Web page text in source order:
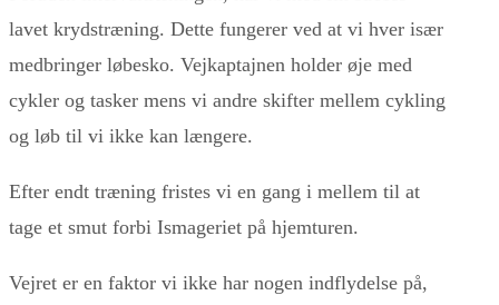
lavet krydstræning. Dette fungerer ved at vi hver især
medbringer løbesko. Vejkaptajnen holder øje med
cykler og tasker mens vi andre skifter mellem cykling
og løb til vi ikke kan længere.
Efter endt træning fristes vi en gang i mellem til at
tage et smut forbi Ismageriet på hjemturen.
Vejret er en faktor vi ikke har nogen indflydelse på,